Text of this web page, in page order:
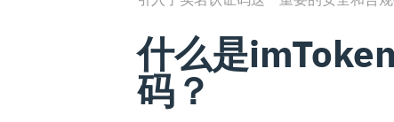
什么是
码？